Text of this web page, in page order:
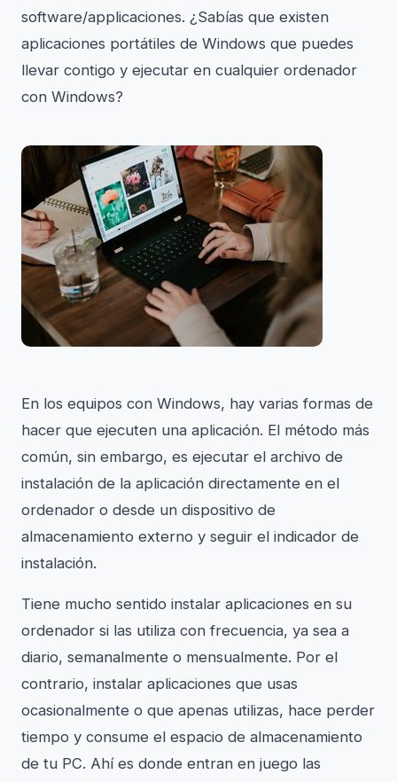
software/applicaciones. ¿Sabías que existen
aplicaciones portátiles de Windows que puedes
llevar contigo y ejecutar en cualquier ordenador
con Windows?
En los equipos con Windows, hay varias formas de
hacer que ejecuten una aplicación. El método más
común, sin embargo, es ejecutar el archivo de
instalación de la aplicación directamente en el
ordenador o desde un dispositivo de
almacenamiento externo y seguir el indicador de
instalación.
Tiene mucho sentido instalar aplicaciones en su
ordenador si las utiliza con frecuencia, ya sea a
diario, semanalmente o mensualmente. Por el
contrario, instalar aplicaciones que usas
ocasionalmente o que apenas utilizas, hace perder
tiempo y consume el espacio de almacenamiento
de tu PC. Ahí es donde entran en juego las